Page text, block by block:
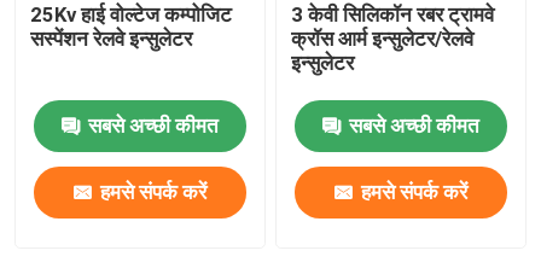
25Kv हाई वोल्टेज कम्पोजिट
सस्पेंशन रेलवे इन्सुलेटर
सबसे अच्छी कीमत
हमसे संपर्क करें
3 केवी सिलिकॉन रबर ट्रामवे
क्रॉस आर्म इन्सुलेटर/रेलवे
इन्सुलेटर
सबसे अच्छी कीमत
हमसे संपर्क करें